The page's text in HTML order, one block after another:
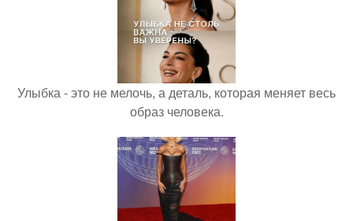
Улыбка - это не мелочь, а деталь, которая меняет весь
образ человека.